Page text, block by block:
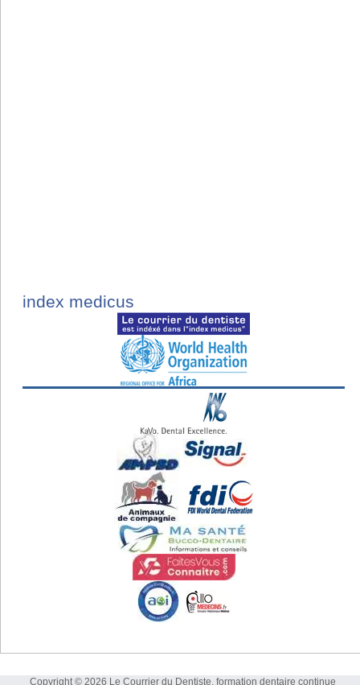
index medicus
Copyright © 2026 Le Courrier du Dentiste, formation dentaire continue